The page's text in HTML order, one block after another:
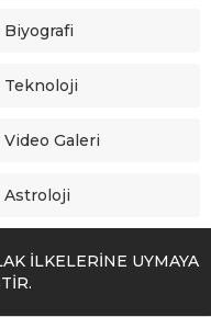
Biyografi
Teknoloji
Video Galeri
Astroloji
İLKELERİNE UYMAYA